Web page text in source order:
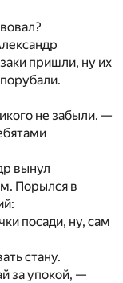
пришли, ну их
не забыли. —
вынул
Порылся в
посади, ну, сам
стану.
за упокой, —